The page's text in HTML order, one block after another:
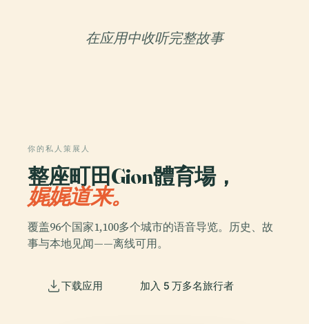
在应用中收听完整故事
你的私人策展人
整座町田Gion體育場，
娓娓道来。
覆盖96个国家1,100多个城市的语音导览。历史、故
事与本地见闻——离线可用。
下载应用 加入 5 万多名旅行者